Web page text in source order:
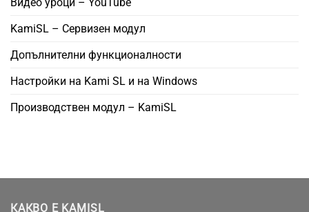
KamiSL – Сервизен модул
Допълнителни функционалности
Настройки на Kami SL и на Windows
Производствен модул – KamiSL
КАКВО Е KAMISL